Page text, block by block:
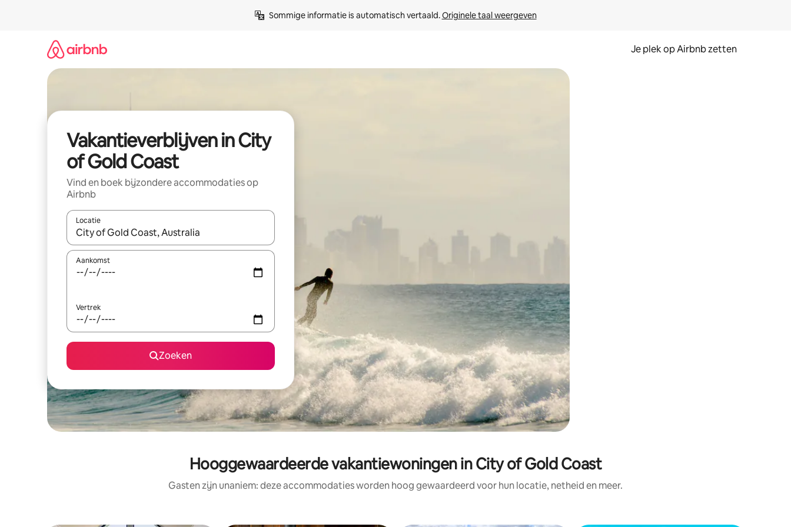
Sommige informatie is automatisch vertaald. Originele taal weergeven
Je plek op Airbnb zetten
Vakantieverblijven in City
of Gold Coast
Vind en boek bijzondere accommodaties op
Airbnb
Locatie
Wanneer er resultaten beschikbaar zijn, maak je een keuze met je de pijltjestoetsen omhoog en omlaag, óf door te tikken of swipen.
Aankomst
Vertrek
Zoeken
Hooggewaardeerde vakantiewoningen in City of Gold Coast
Gasten zijn unaniem: deze accommodaties worden hoog gewaardeerd voor hun locatie, netheid en meer.